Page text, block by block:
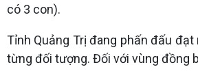
có 3 con).
Tỉnh Quảng Trị đang phấn đấu
từng đối tượng. Đối với vùng đồng